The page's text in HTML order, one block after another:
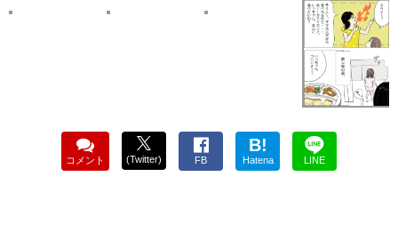
コメント (Twitter) FB
B!
Hatena LINE